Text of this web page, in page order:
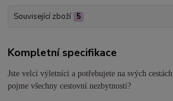
Související zboží 5
Kompletní specifikace
Jste velcí výletníci a potřebujete na svých
pojme všechny cestovní nezbytnosti?